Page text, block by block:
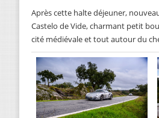
Après cette halte déjeuner,
Castelo de Vide, charmant petit
cité médiévale et tout autour du